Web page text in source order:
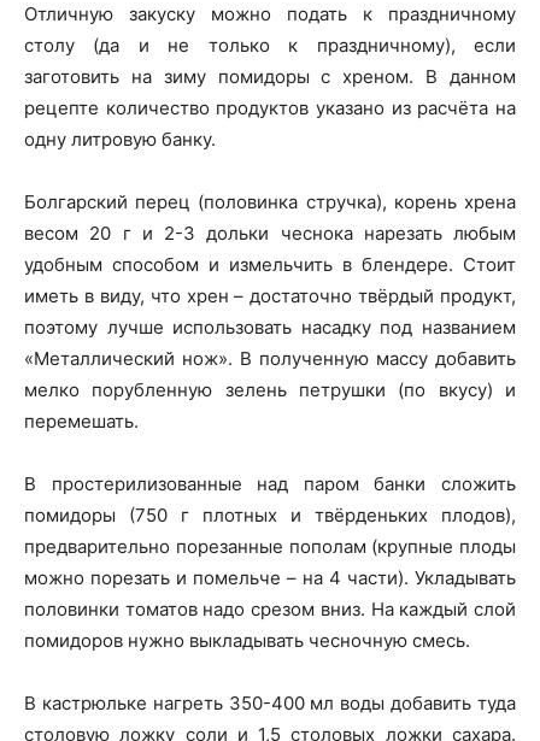
Отличную закуску можно подать к праздничному
столу (да и не только к праздничному), если
заготовить на зиму помидоры с хреном. В данном
рецепте количество продуктов указано из расчёта на
одну литровую банку.
Болгарский перец (половинка стручка), корень хрена
весом 20 г и 2-3 дольки чеснока нарезать любым
удобным способом и измельчить в блендере. Стоит
иметь в виду, что хрен – достаточно твёрдый продукт,
поэтому лучше использовать насадку под названием
«Металлический нож». В полученную массу добавить
мелко порубленную зелень петрушки (по вкусу) и
перемешать.
В простерилизованные над паром банки сложить
помидоры (750 г плотных и твёрденьких плодов),
предварительно порезанные пополам (крупные плоды
можно порезать и помельче – на 4 части). Укладывать
половинки томатов надо срезом вниз. На каждый слой
помидоров нужно выкладывать чесночную смесь.
В кастрюльке нагреть 350-400 мл воды добавить туда
столовую ложку соли и 1,5 столовых ложки сахара.